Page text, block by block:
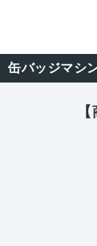
缶バッジマシ